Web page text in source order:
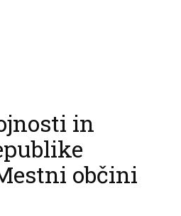
in
občini